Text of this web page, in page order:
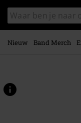
naar
hoofdinhoud
Zoek
in
catalogus
Nieuw Band Merch